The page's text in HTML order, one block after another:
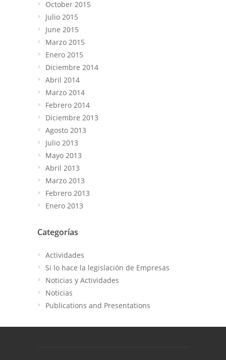
October 2015
Julio 2015
June 2015
Marzo 2015
Enero 2015
Diciembre 2014
Abril 2014
Marzo 2014
Febrero 2014
Diciembre 2013
Agosto 2013
Julio 2013
Mayo 2013
Abril 2013
Marzo 2013
Febrero 2013
Enero 2013
Categorías
Actividades
Si lo hace la legislación de Empresas
Noticias y Actividades
Noticias
Publications and Presentations